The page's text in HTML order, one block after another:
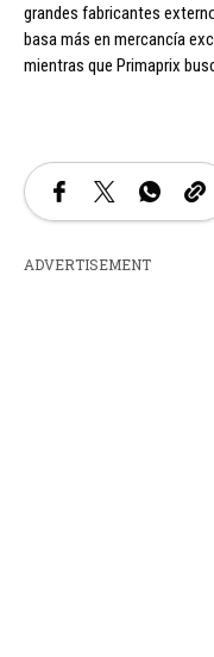
grandes fabricantes
basa más en mercancía
mientras que Primaprix
ADVERTISEMENT